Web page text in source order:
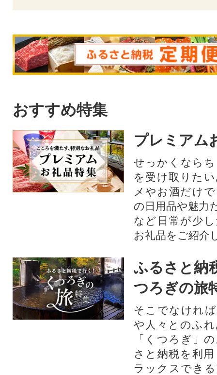
おすすめ特集
プレミアム
せっかくなら
を受け取りた
メやお酒だけ
の日用品や魅力
など日常が少
お礼品をご紹介
ふるさと納
つろぎの旅
そこでなけれ
や人々とのふ
「くつろぎ」
さと納税を利
ラックスでき